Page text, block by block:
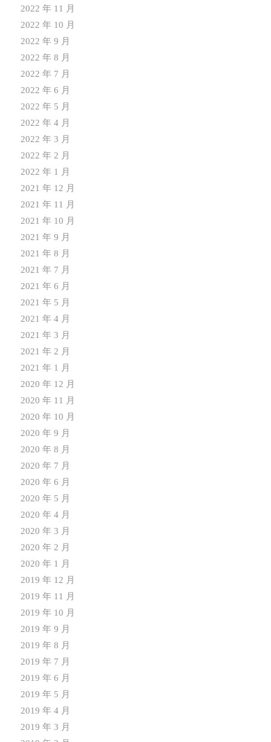
2022 年 11 月
2022 年 10 月
2022 年 9 月
2022 年 8 月
2022 年 7 月
2022 年 6 月
2022 年 5 月
2022 年 4 月
2022 年 3 月
2022 年 2 月
2022 年 1 月
2021 年 12 月
2021 年 11 月
2021 年 10 月
2021 年 9 月
2021 年 8 月
2021 年 7 月
2021 年 6 月
2021 年 5 月
2021 年 4 月
2021 年 3 月
2021 年 2 月
2021 年 1 月
2020 年 12 月
2020 年 11 月
2020 年 10 月
2020 年 9 月
2020 年 8 月
2020 年 7 月
2020 年 6 月
2020 年 5 月
2020 年 4 月
2020 年 3 月
2020 年 2 月
2020 年 1 月
2019 年 12 月
2019 年 11 月
2019 年 10 月
2019 年 9 月
2019 年 8 月
2019 年 7 月
2019 年 6 月
2019 年 5 月
2019 年 4 月
2019 年 3 月